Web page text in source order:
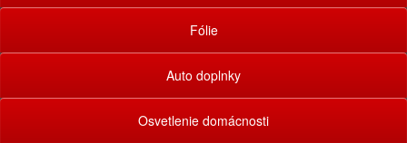
Fólie
Auto doplnky
Osvetlenie domácnosti